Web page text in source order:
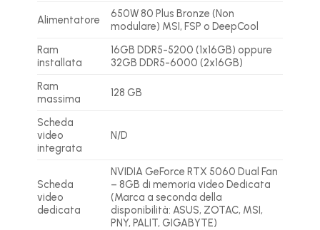
Alimentatore
650W 80 Plus Bronze (Non
modulare) MSI, FSP o DeepCool
Ram
installata
16GB DDR5-5200 (1x16GB) oppure
32GB DDR5-6000 (2x16GB)
Ram
massima
128 GB
Scheda
video
integrata
N/D
Scheda
video
dedicata
NVIDIA GeForce RTX 5060 Dual Fan
– 8GB di memoria video Dedicata
(Marca a seconda della
disponibilità: ASUS, ZOTAC, MSI,
PNY, PALIT, GIGABYTE)